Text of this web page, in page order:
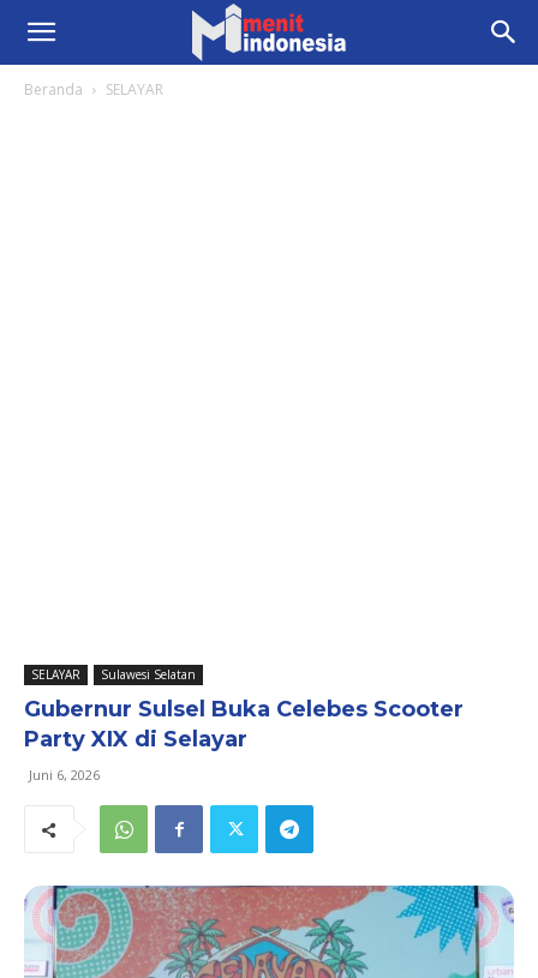
Beranda SELAYAR
SELAYAR Sulawesi Selatan
Gubernur Sulsel Buka Celebes Scooter
Party XIX di Selayar
Juni 6, 2026